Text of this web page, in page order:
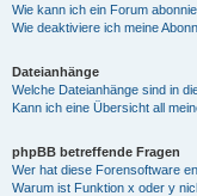
Wie kann ich ein Forum
Wie deaktiviere ich meine
Dateianhänge
Welche Dateianhänge sind in
Kann ich eine Übersicht all
phpBB betreffende Fragen
Wer hat diese Forensoftware
Warum ist Funktion x oder y